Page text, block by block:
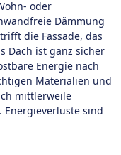
oder
Dämmung
die Fassade, das
Dach ist ganz sicher
Energie nach
Materialien und
mittlerweile
sind